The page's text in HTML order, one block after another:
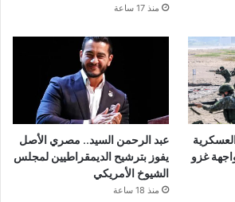
منذ 17 ساعة
العسكرية
غزو
عبد الرحمن السيد.. مصري الأصل
يفوز بترشيح الديمقراطيين لمجلس
الشيوخ الأمريكي
منذ 18 ساعة